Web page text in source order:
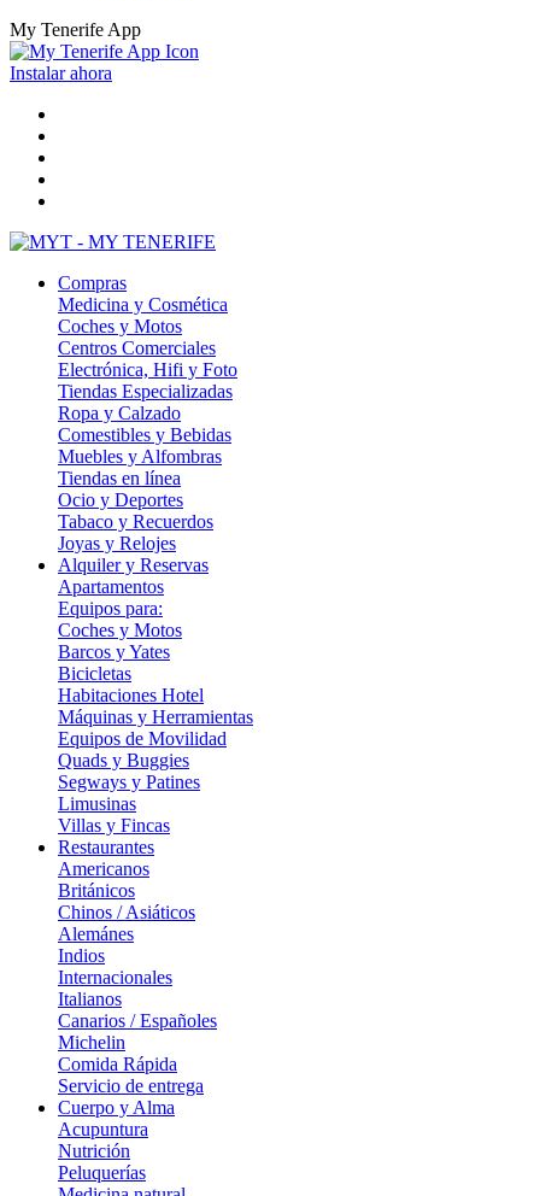
My Tenerife App
Instalar ahora
Compras
Medicina y Cosmética
Coches y Motos
Centros Comerciales
Electrónica, Hifi y Foto
Tiendas Especializadas
Ropa y Calzado
Comestibles y Bebidas
Muebles y Alfombras
Tiendas en línea
Ocio y Deportes
Tabaco y Recuerdos
Joyas y Relojes
Alquiler y Reservas
Apartamentos
Equipos para:
Coches y Motos
Barcos y Yates
Bicicletas
Habitaciones Hotel
Máquinas y Herramientas
Equipos de Movilidad
Quads y Buggies
Segways y Patines
Limusinas
Villas y Fincas
Restaurantes
Americanos
Británicos
Chinos / Asiáticos
Alemánes
Indios
Internacionales
Italianos
Canarios / Españoles
Michelin
Comida Rápida
Servicio de entrega
Cuerpo y Alma
Acupuntura
Nutrición
Peluquerías